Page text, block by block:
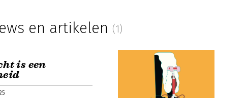
en artikelen (1)
is een